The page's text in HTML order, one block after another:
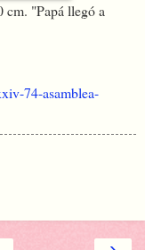
"Papá llegó a
74-asamblea-